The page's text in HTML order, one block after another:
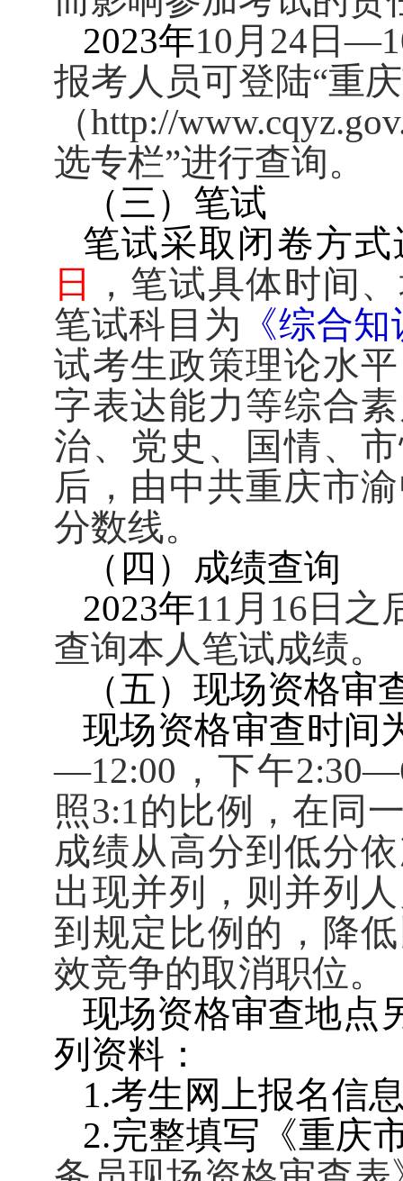
2023年10月 24 日—
报考人员可登陆“重
（http://
选专栏”进行查询。
（三）笔试
笔试采取闭卷方
日
，笔试具体时间
笔试科目为 《综合
试考生政策理论水
字表达能力等综合
治、党史、国情、
后，由中共重庆市
分数线。
（四）成绩查询
2023年11 月 16 日之
查询本人笔试成绩。
（五）现场资格审
现场资格审查时间
—12:00 ，下午2:30—
照3:1的比例，在同
成绩从高分到低分
出现并列，则并列
到规定比例的，降
效竞争的取消职位。
现场资格审查地点
列资料：
1.考生网上报名信
2.完整填写《重庆